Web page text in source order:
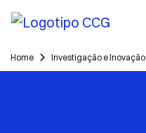
Home Investigação e Inovação